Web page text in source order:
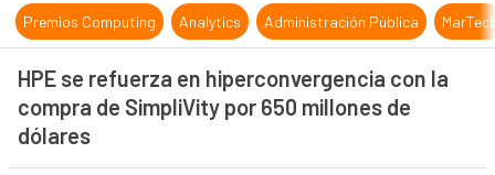
Premios Computing Analytics Administración Pública
HPE se refuerza en hiperconvergencia con la
compra de SimpliVity por 650 millones de
dólares